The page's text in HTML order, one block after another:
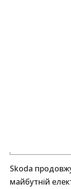
Skoda
майбутній